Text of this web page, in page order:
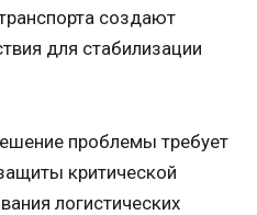
создают
для стабилизации
проблемы требует
критической
логистических